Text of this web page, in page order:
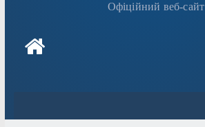
Офіційний веб-сайт